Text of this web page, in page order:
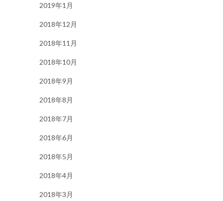
2019年1月
2018年12月
2018年11月
2018年10月
2018年9月
2018年8月
2018年7月
2018年6月
2018年5月
2018年4月
2018年3月